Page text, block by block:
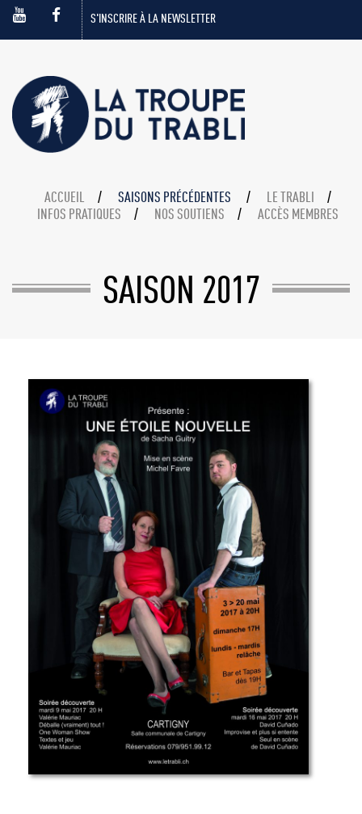
S'INSCRIRE À LA NEWSLETTER
ACCUEIL SAISONS PRÉCÉDENTES
LE TRABLI
INFOS PRATIQUES
NOS SOUTIENS ACCÈS MEMBRES
SAISON 2017